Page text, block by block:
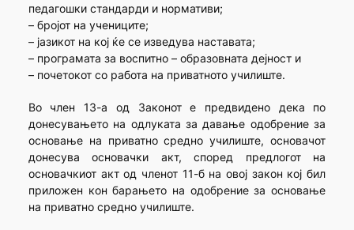
педагошки стандарди и нормативи;
– бројот на учениците;
– јазикот на кој ќе се изведува наставата;
– програмата за воспитно – образовната дејност и
– почетокот со работа на приватното училиште.
Во член 13-а од Законот е предвидено дека по
донесувањето на одлуката за давање одобрение за
основање на приватно средно училиште, основачот
донесува основачки акт, според предлогот на
основачкиот акт од членот 11-б на овој закон кој бил
приложен кон барањето на одобрение за основање
на приватно средно училиште.